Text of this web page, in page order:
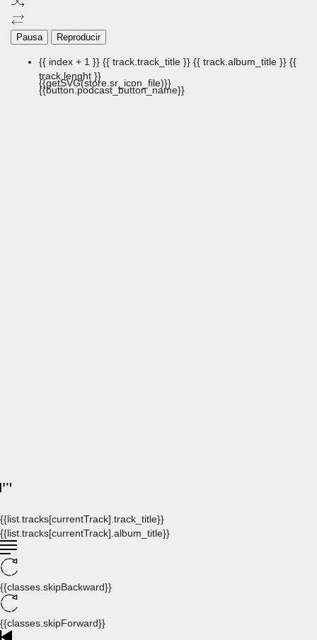
Pausa Reproducir
{{ index + 1 }} {{ track.track_title }} {{ track.album_title }} {{
track.lenght }}
{{getSVG(store.sr_icon_file)}}
{{button.podcast_button_name}}
{{list.tracks[currentTrack].track_title}}
{{list.tracks[currentTrack].album_title}}
{{classes.skipBackward}}
{{classes.skipForward}}